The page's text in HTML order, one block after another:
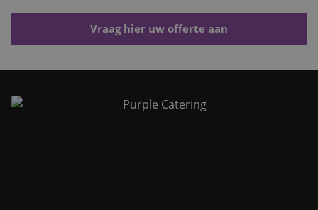
Vraag hier uw offerte aan